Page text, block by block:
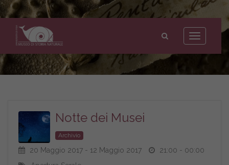
Toggle
navigation
Museo
di
Storia
Naturale
dell'Università
Notte dei Musei
Archivio
20 Maggio 2017 - 12 Maggio 2017
21:00 - 00:00